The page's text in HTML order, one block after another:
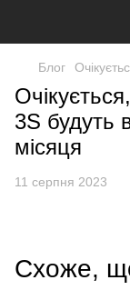
Блог
3S будуть
місяця
11 серпня 2023
Схоже,